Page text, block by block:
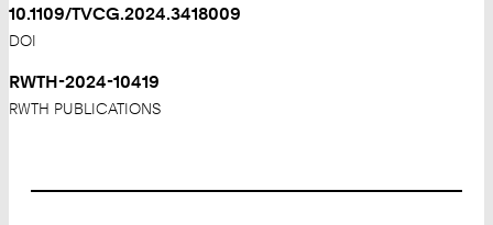
10.1109/TVCG.2024.3418009
DOI
RWTH-2024-10419
RWTH PUBLICATIONS